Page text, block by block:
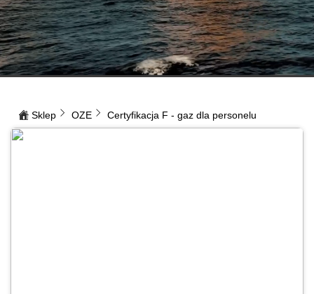
Sklep OZE Certyfikacja F - gaz dla personelu